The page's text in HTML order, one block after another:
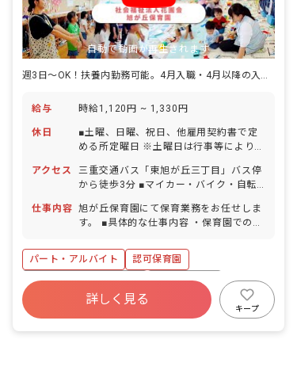
自動で動画が再生されます
週3日～OK！扶養内勤務可能。4月入職・4月以降の入職も歓迎
給与 時給1,120円 ~ 1,330円
休日
■土曜、日曜、祝日、他雇用契約書で定
める所定曜日 ※土曜日は行事等により年
（12/29～1/3） ■有給休暇（法定通り
／取得率84％／5日以上の連休応相談）
■産前産後・育児休暇（取得率100％・
復帰率100％） ■介護・看護休暇 ■特別
やすい職場です お子様の体調不良や行事
による遅刻・早退・欠勤の相談も可
アクセス
三重交通バス「東旭が丘三丁目」バス停
から徒歩3分 ■マイカー・バイク・自転
仕事内容 旭が丘保育園にて保育業務をお任せしま
す。 ■具体的な仕事内容 ・保育園での保
び ・給食、お昼寝、トイレのサポート
・保護者との連携（アプリ含む） ・連絡
帳記入、他
パート・アルバイト
認可保育園
寮・住宅・家賃補助あり
社会保険完備
福利厚生充実
退職金制度
詳しく見る
キープ